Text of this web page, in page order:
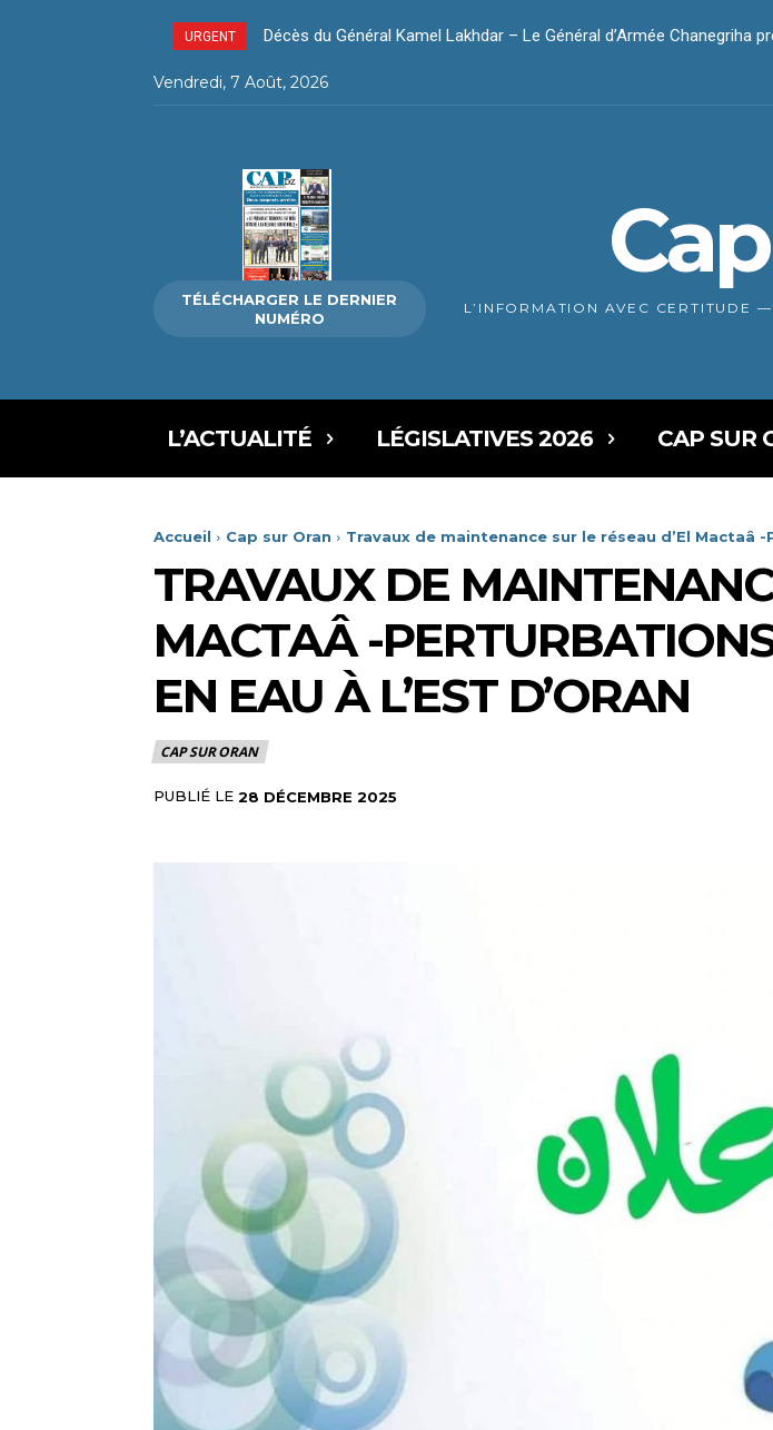
URGENT Décès du Général Kamel Lakhdar – Le Général d’Armée Chanegriha
Décès du Général Kamel Lakhdar – Le président Tebboune
Vendredi, 7 Août, 2026
TÉLÉCHARGER LE DERNIER
NUMÉRO
L’INFORMATION AVEC CERTITUDE
L’ACTUALITÉ LÉGISLATIVES 2026 CAP SUR
Accueil Cap sur Oran Travaux de maintenance sur le réseau d’El Mactaâ
TRAVAUX DE
MACTAÂ -
EN EAU À L’EST D’ORAN
CAP SUR ORAN
PUBLIÉ LE 28 DÉCEMBRE 2025